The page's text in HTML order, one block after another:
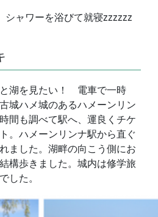
シャワーを浴びて就寝zzzzzz
湖を見たい！ 電車で一時
城ハメ城のあるハメーンリン
間も調べて駅へ、運良くチケ
。ハメーンリンナ駅から直ぐ
ました。湖畔の向こう側にお
構歩きました。城内は修学旅
した。